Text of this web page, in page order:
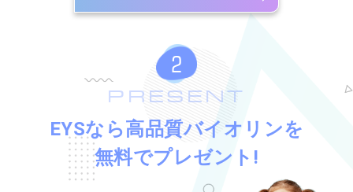
PRESENT
EYSなら高品質バイオリンを
無料でプレゼント!